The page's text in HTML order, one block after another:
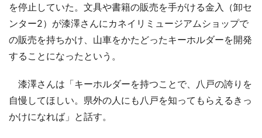
を停止していた。文具や書籍の販売を手がける金入（卸セ
ンター2）が漆澤さんにカネイリミュージアムショップで
の販売を持ちかけ、山車をかたどったキーホルダーを開発
することになったという。
漆澤さんは「キーホルダーを持つことで、八戸の誇りを
自慢してほしい。県外の人にも八戸を知ってもらえるきっ
かけになれば」と話す。